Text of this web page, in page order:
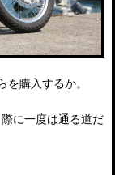
を購入するか。
に一度は通る道だ